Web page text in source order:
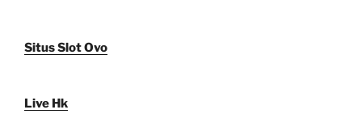
Situs Slot Ovo
Live Hk